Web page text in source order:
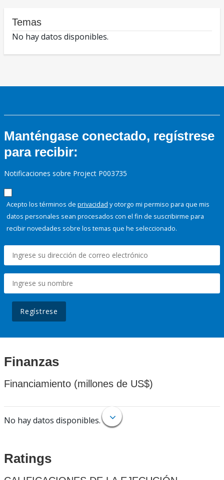
Temas
No hay datos disponibles.
Manténgase conectado, regístrese
para recibir:
Notificaciones sobre Project P003735
Acepto los términos de privacidad y otorgo mi permiso para que mis
datos personales sean procesados con el fin de suscribirme para
recibir novedades sobre los temas que he seleccionado.
Regístrese
Finanzas
Financiamiento (millones de US$)
No hay datos disponibles.
Ratings